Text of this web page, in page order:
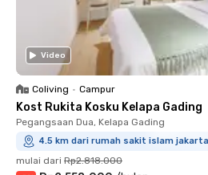
Video
Coliving • Campur
Kost Rukita Kosku Kelapa Gading
Pegangsaan Dua, Kelapa Gading
4.5 km dari rumah sakit islam
mulai dari Rp2.818.000